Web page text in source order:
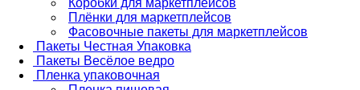
Плёнки для маркетплейсов
Фасовочные пакеты для маркетплейсов
Пакеты Честная Упаковка
Пакеты Весёлое ведро
Пленка упаковочная